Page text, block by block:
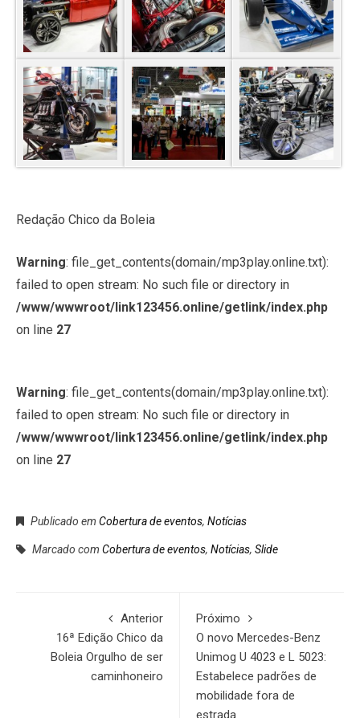
Redação Chico da Boleia
Warning: file_get_contents(domain/mp3play.online.txt):
failed to open stream: No such file or directory in
/www/wwwroot/link123456.online/getlink/index.php
on line 27
Warning: file_get_contents(domain/mp3play.online.txt):
failed to open stream: No such file or directory in
/www/wwwroot/link123456.online/getlink/index.php
on line 27
Publicado em Cobertura de eventos, Notícias
Marcado com Cobertura de eventos, Notícias, Slide
Anterior
16ª Edição Chico da
Boleia Orgulho de ser
caminhoneiro
Próximo
O novo Mercedes-Benz
Unimog U 4023 e L 5023:
Estabelece padrões de
mobilidade fora de
estrada